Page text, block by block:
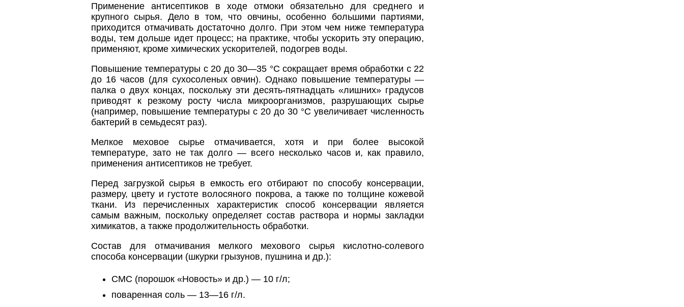
Применение антисептиков в ходе отмоки обязательно для среднего и
крупного сырья. Дело в том, что овчины, особенно большими партиями,
приходится отмачивать достаточно долго. При этом чем ниже температура
воды, тем дольше идет процесс; на практике, чтобы ускорить эту операцию,
применяют, кроме химических ускорителей, подогрев воды.
Повышение температуры с 20 до 30—35 °С сокращает время обработки с 22
до 16 часов (для сухосоленых овчин). Однако повышение температуры —
палка о двух концах, поскольку эти десять-пятнадцать «лишних» градусов
приводят к резкому росту числа микроорганизмов, разрушающих сырье
(например, повышение температуры с 20 до 30 °С увеличивает численность
бактерий в семьдесят раз).
Мелкое меховое сырье отмачивается, хотя и при более высокой
температуре, зато не так долго — всего несколько часов и, как правило,
применения антисептиков не требует.
Перед загрузкой сырья в емкость его отбирают по способу консервации,
размеру, цвету и густоте волосяного покрова, а также по толщине кожевой
ткани. Из перечисленных характеристик способ консервации является
самым важным, поскольку определяет состав раствора и нормы закладки
химикатов, а также продолжительность обработки.
Состав для отмачивания мелкого мехового сырья кислотно-солевого
способа консервации (шкурки грызунов, пушнина и др.):
СМС (порошок «Новость» и др.) — 10 г/л;
поваренная соль — 13—16 г/л.